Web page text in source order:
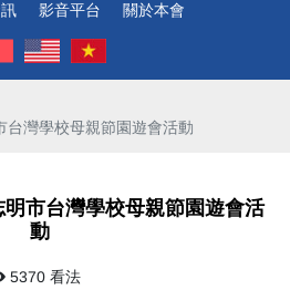
影音平台 關於本會
台灣學校母親節園遊會活動
明市台灣學校母親節園遊會活
動 ​
5370 看法